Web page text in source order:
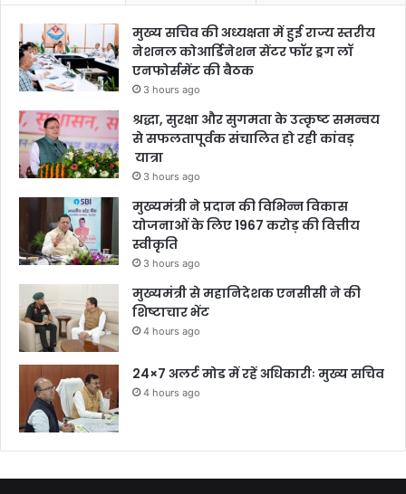
मुख्य सचिव की अध्यक्षता में हुई राज्य स्तरीय
नेशनल कोआर्डिनेशन सेंटर फॉर ड्रग लॉ
एनफोर्समेंट की बैठक
3 hours ago
श्रद्धा, सुरक्षा और सुगमता के उत्कृष्ट समन्वय
से सफलतापूर्वक संचालित हो रही कांवड़
यात्रा
3 hours ago
मुख्यमंत्री ने प्रदान की विभिन्न विकास
योजनाओं के लिए 1967 करोड़ की वित्तीय
स्वीकृति
3 hours ago
मुख्यमंत्री से महानिदेशक एनसीसी ने की
शिष्टाचार भेंट
4 hours ago
24×7 अलर्ट मोड में रहें अधिकारीः मुख्य सचिव
4 hours ago